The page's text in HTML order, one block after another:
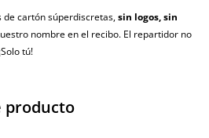
de cartón súperdiscretas,sin logos, sin
nombre en el recibo. El repartidor no
tú!
producto